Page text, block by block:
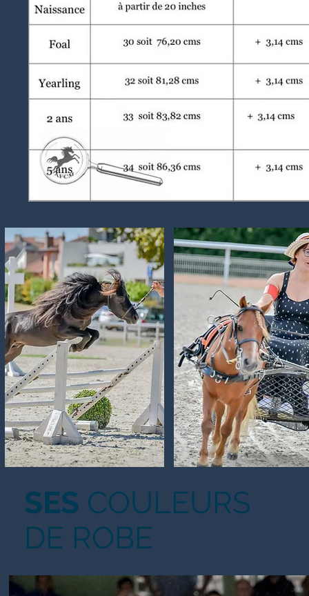
SES COULEURS
DE ROBE